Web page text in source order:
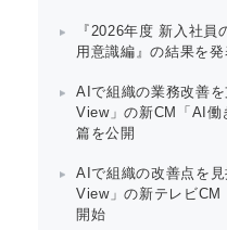
『2026年度 新入社
用意識編』の結果を発
AIで組織の業務改善
View」の新CM「AI働
篇を公開
AIで組織の改善点を
View」の新テレビCM
開始